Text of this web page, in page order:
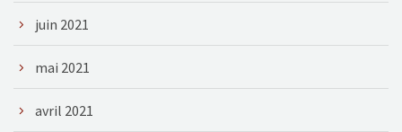
juin 2021
mai 2021
avril 2021